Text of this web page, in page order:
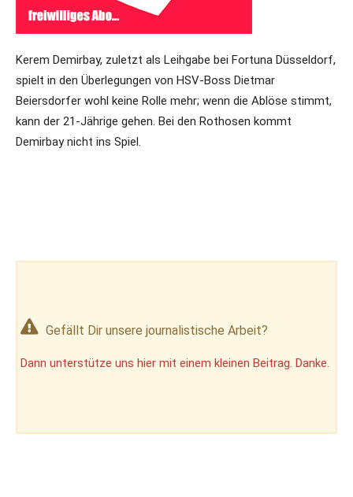
Kerem Demirbay, zuletzt als Leihgabe bei Fortuna Düsseldorf,
spielt in den Überlegungen von HSV-Boss Dietmar
Beiersdorfer wohl keine Rolle mehr; wenn die Ablöse stimmt,
kann der 21-Jährige gehen. Bei den Rothosen kommt
Demirbay nicht ins Spiel.
Gefällt Dir unsere journalistische Arbeit?
Dann unterstütze uns hier mit einem kleinen Beitrag. Danke.